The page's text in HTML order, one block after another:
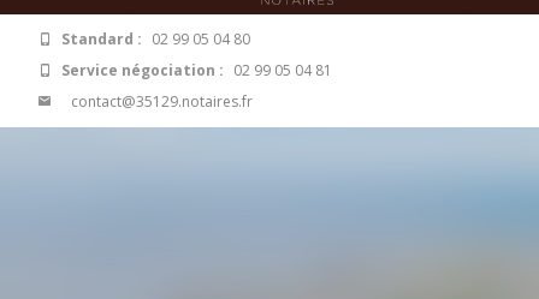
Standard : 02 99 05 04 80
Service négociation : 02 99 05 04 81
contact@35129.notaires.fr